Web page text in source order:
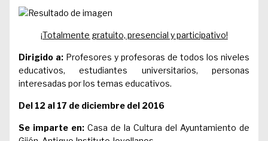
¡Totalmente gratuito, presencial y participativo!
Dirigido a: Profesores y profesoras de todos los niveles
educativos, estudiantes universitarios, personas
interesadas por los temas educativos.
Del 12 al 17 de diciembre del 2016
Se imparte en: Casa de la Cultura del Ayuntamiento de